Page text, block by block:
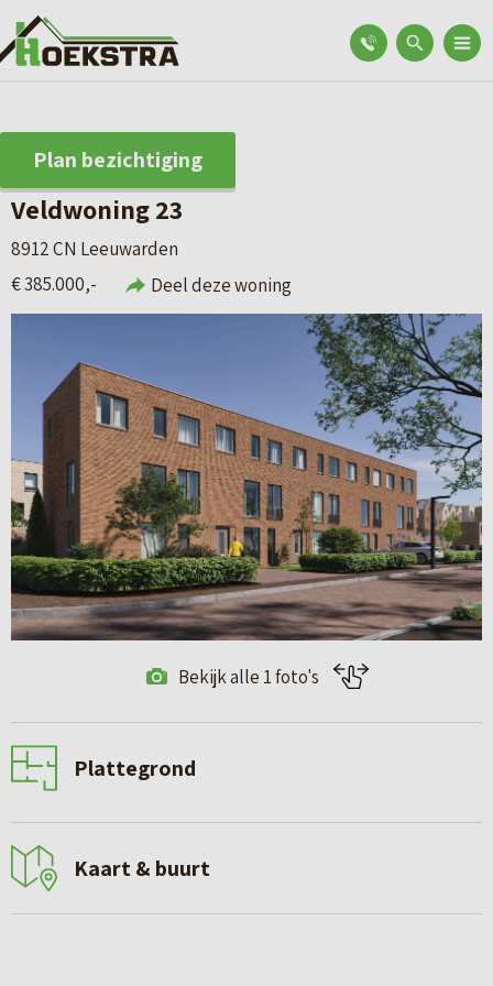
Plan bezichtiging
Veldwoning 23
8912 CN Leeuwarden
€ 385.000,-
Deel deze woning
Bekijk alle 1 foto's
Plattegrond
Kaart & buurt